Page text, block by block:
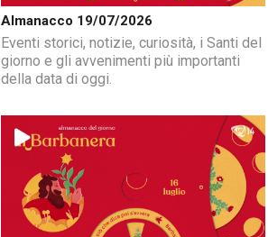
Almanacco 19/07/2026
Eventi storici, notizie, curiosità, i Santi del
giorno e gli avvenimenti più importanti
della data di oggi.